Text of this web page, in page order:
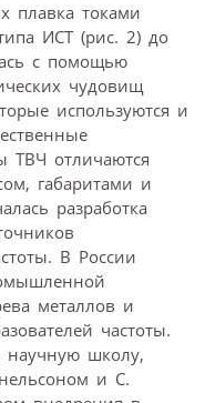
плавка токами
ИСТ (рис. 2) до
с помощью
чудовищ
используются и
ТВЧ отличаются
габаритами и
разработка
В России
металлов и
частоты.
научную школу,
и С.